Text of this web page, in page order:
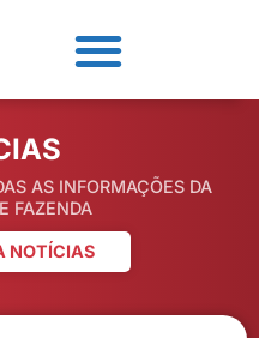
AS INFORMAÇÕES DA
FAZENDA
NOTÍCIAS